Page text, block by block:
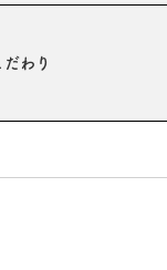
だわり